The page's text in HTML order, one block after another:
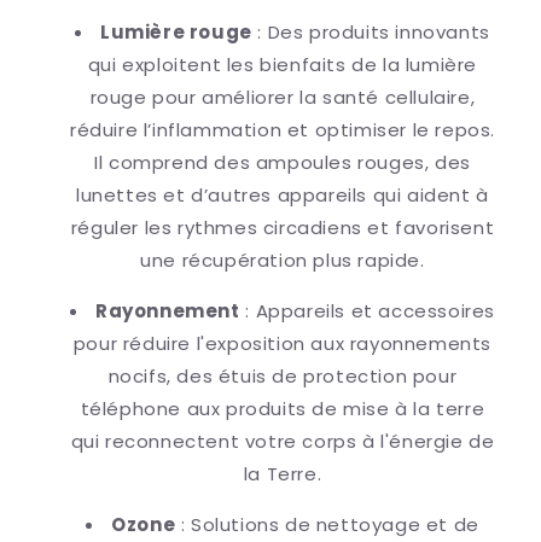
Lumière rouge : Des produits innovants
qui exploitent les bienfaits de la lumière
rouge pour améliorer la santé cellulaire,
réduire l’inflammation et optimiser le repos.
Il comprend des ampoules rouges, des
lunettes et d’autres appareils qui aident à
réguler les rythmes circadiens et favorisent
une récupération plus rapide.
Rayonnement : Appareils et accessoires
pour réduire l'exposition aux rayonnements
nocifs, des étuis de protection pour
téléphone aux produits de mise à la terre
qui reconnectent votre corps à l'énergie de
la Terre.
Ozone : Solutions de nettoyage et de